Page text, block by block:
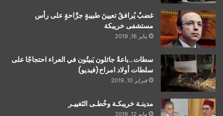
غضبٌ يُرافقُ تعيينَ طبيبةٍ جرَّاحةٍ على رأس
مستشفى خريبكة
يناير 16, 2019
سطات…باعةٌ جائلون يَبيتُون في العراء احتجاجًا على
سلطات أولاد امراح(فيديو)
فبراير 10, 2019
مدينـة خريبكـة وخُطـى التَغييـر
مايو 12, 2019